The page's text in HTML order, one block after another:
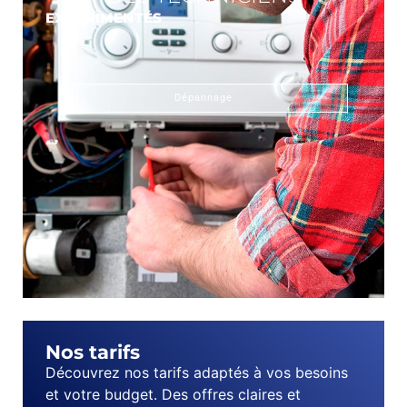
EXPÉRIMENTÉS
Dépannage
Nos tarifs
Découvrez nos tarifs adaptés à vos besoins
et votre budget. Des offres claires et